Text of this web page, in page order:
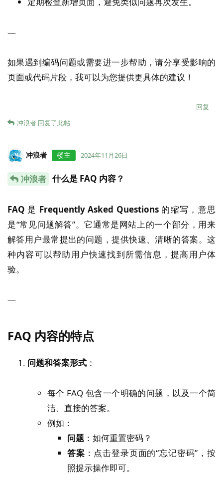
—
如果遇到编码问题或需要进一步帮助，请分享受影响的
页面或代码片段，我可以为您提供更具体的建议！
回复
冲浪者 回复了此帖
冲浪者 楼主 2024年11月26日
冲浪者 什么是 FAQ 内容？
FAQ 是 Frequently Asked Questions的缩写，意思
是“常见问题解答”。它通常是网站上的一个部分，用来
解答用户最常提出的问题，提供快速、清晰的答案。这
种内容可以帮助用户快速找到所需信息，提高用户体
验。
—
FAQ 内容的特点
问题和答案形式 ：
每个 FAQ 包含一个明确的问题，以及一个简
洁、直接的答案。
例如：
问题 ：如何重置密码？
答案 ：点击登录页面的“忘记密码”，按
照提示操作即可。